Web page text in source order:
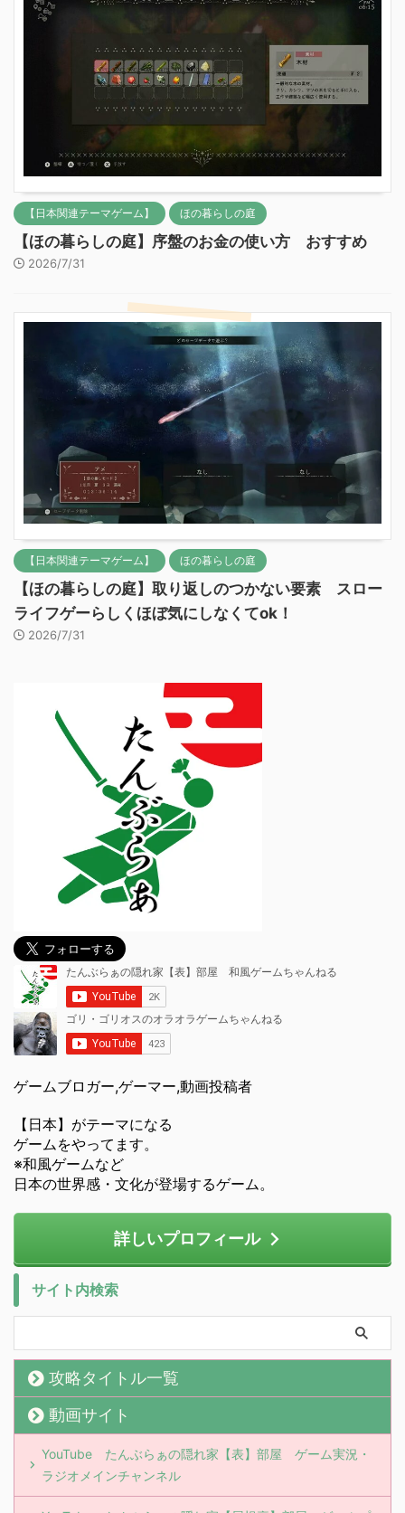
【日本関連テーマゲーム】 ほの暮らしの庭
【ほの暮らしの庭】序盤のお金の使い方 おすすめ
2026/7/31
【日本関連テーマゲーム】 ほの暮らしの庭
【ほの暮らしの庭】取り返しのつかない要素 スロー
ライフゲーらしくほぼ気にしなくてok！
2026/7/31
ゲームブロガー,ゲーマー,動画投稿者
【日本】がテーマになる
ゲームをやってます。
※和風ゲームなど
日本の世界感・文化が登場するゲーム。
詳しいプロフィール
サイト内検索
攻略タイトル一覧
動画サイト
YouTube たんぶらぁの隠れ家【表】部屋 ゲーム実況・
ラジオメインチャンネル